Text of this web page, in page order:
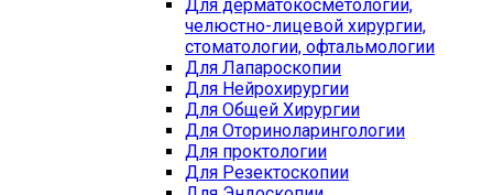
Для дерматокосметологии,
челюстно-лицевой хирургии,
стоматологии, офтальмологии
Для Лапароскопии
Для Нейрохирургии
Для Общей Хирургии
Для Оториноларингологии
Для проктологии
Для Резектоскопии